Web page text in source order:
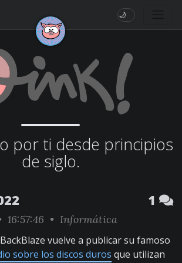
🌙
por ti desde principios
de siglo.
1
16:57:46 • Informática
vuelve a publicar su famoso
sobre los discos duros que utilizan